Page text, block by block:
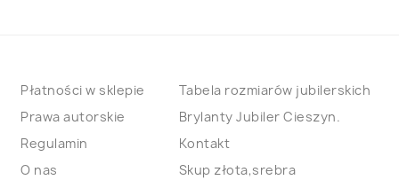
Płatności w sklepie
Prawa autorskie
Regulamin
O nas
Tabela rozmiarów jubilerskich
Brylanty Jubiler Cieszyn.
Kontakt
Skup złota,srebra